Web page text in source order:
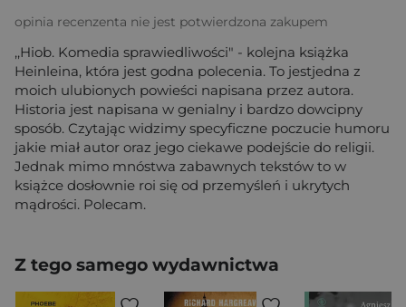
opinia recenzenta nie jest potwierdzona zakupem
,,Hiob. Komedia sprawiedliwości" - kolejna książka
Heinleina, która jest godna polecenia. To jestjedna z
moich ulubionych powieści napisana przez autora.
Historia jest napisana w genialny i bardzo dowcipny
sposób. Czytając widzimy specyficzne poczucie humoru
jakie miał autor oraz jego ciekawe podejście do religii.
Jednak mimo mnóstwa zabawnych tekstów to w
książce dosłownie roi się od przemyśleń i ukrytych
mądrości. Polecam.
Z tego samego wydawnictwa